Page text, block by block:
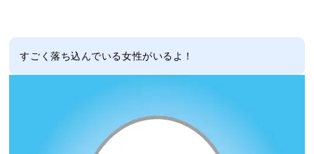
すごく落ち込んでいる女性がいるよ！